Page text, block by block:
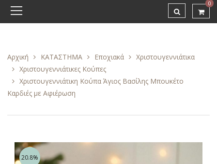
0
Αρχική ΚΑΤΑΣΤΗΜΑ Εποχιακά
Χριστουγεννιάτικα
Χριστουγεννιάτικες Κούπες
Χριστουγεννιάτικη Κούπα Άγιος Βασίλης Μπουκέτο
Καρδιές με Αφιέρωση
20.8%